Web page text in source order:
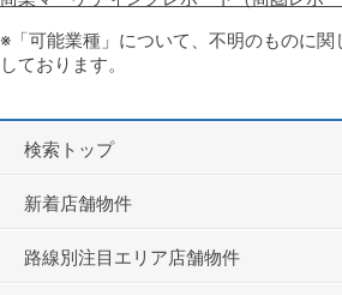
※「可能業種」について、不明のものに
しております。
検索トップ
新着店舗物件
路線別注目エリア店舗物件